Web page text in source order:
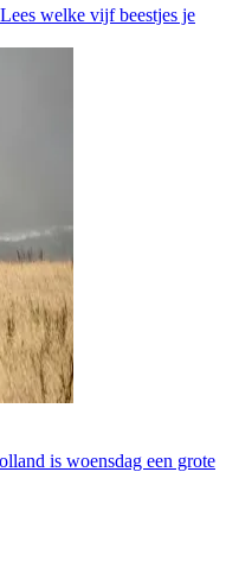
welke vijf beestjes je
is woensdag een grote